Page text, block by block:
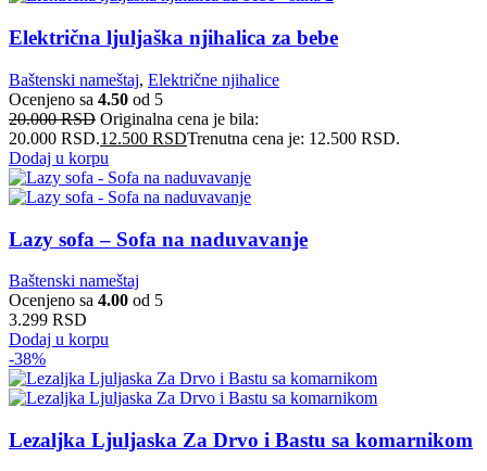
Električna ljuljaška njihalica za bebe
Baštenski nameštaj, Električne njihalice
Ocenjeno sa 4.50 od 5
20.000RSD Originalna cena je bila:
20.000 RSD.12.500 RSDTrenutna cena je: 12.500 RSD.
Dodaj u korpu
Lazy sofa – Sofa na naduvavanje
Baštenski nameštaj
Ocenjeno sa 4.00 od 5
3.299 RSD
Dodaj u korpu
-38%
Lezaljka Ljuljaska Za Drvo i Bastu sa komarnikom